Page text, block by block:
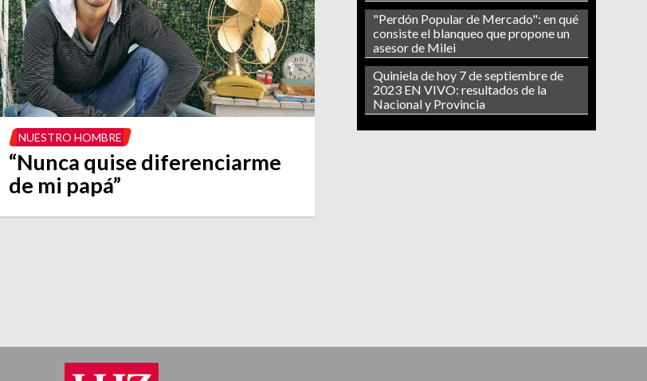
"Perdón Popular de Mercado": en qué
consiste el blanqueo que propone un
asesor de Milei
Quiniela de hoy 7 de septiembre de
2023 EN VIVO: resultados de la
Nacional y Provincia
NUESTRO HOMBRE
“Nunca quise diferenciarme
de mi papá”